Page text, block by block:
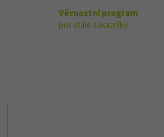
Věrnostní program
pro stálé zákazníky